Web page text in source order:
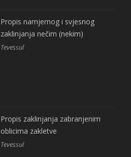
Propis namjernog i svjesnog
zaklinjanja nečim (nekim)
Tevessul
Propis zaklinjanja zabranjenim
oblicima zakletve
Tevessul